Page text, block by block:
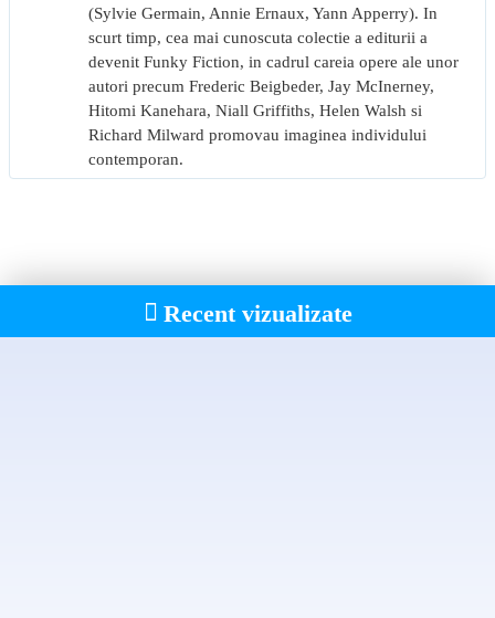
(Sylvie Germain, Annie Ernaux, Yann Apperry). In
scurt timp, cea mai cunoscuta colectie a editurii a
devenit Funky Fiction, in cadrul careia opere ale unor
autori precum Frederic Beigbeder, Jay McInerney,
Hitomi Kanehara, Niall Griffiths, Helen Walsh si
Richard Milward promovau imaginea individului
contemporan.
„O experiență literară complexă, în care autorul încearcă să-și
ardă coșmarurile, în timp ce simte că timpul îi fuge de sub
picioare.“ El Mundo
„În 2666, autorul se află în căutarea Romanului Total, care
împlinește opera unei vieți și o ridică pe culmi amețitoare.“
Recent vizualizate